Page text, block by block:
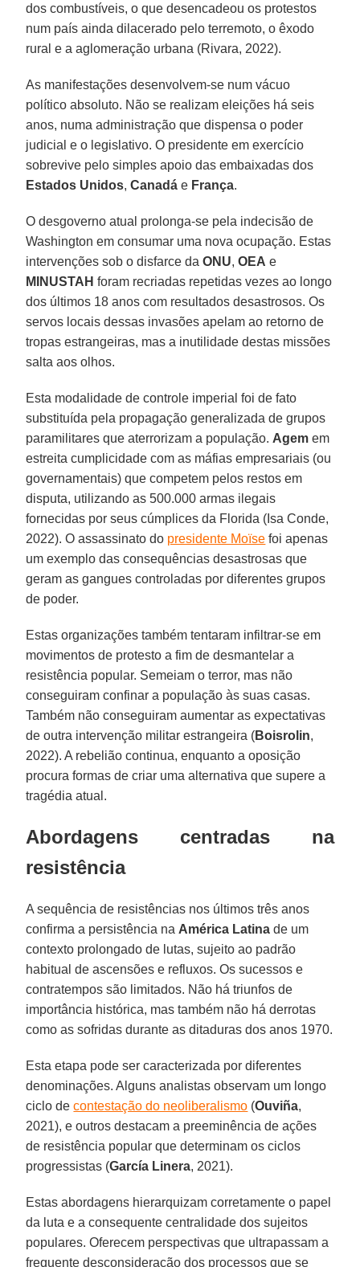
dos combustíveis, o que desencadeou os protestos
num país ainda dilacerado pelo terremoto, o êxodo
rural e a aglomeração urbana (Rivara, 2022).
As manifestações desenvolvem-se num vácuo
político absoluto. Não se realizam eleições há seis
anos, numa administração que dispensa o poder
judicial e o legislativo. O presidente em exercício
sobrevive pelo simples apoio das embaixadas dos
Estados Unidos,Canadá e França.
O desgoverno atual prolonga-se pela indecisão de
Washington em consumar uma nova ocupação. Estas
intervenções sob o disfarce daONU,OEA e
MINUSTAH foram recriadas repetidas vezes ao longo
dos últimos 18 anos com resultados desastrosos. Os
servos locais dessas invasões apelam ao retorno de
tropas estrangeiras, mas a inutilidade destas missões
salta aos olhos.
Esta modalidade de controle imperial foi de fato
substituída pela propagação generalizada de grupos
paramilitares que aterrorizam a população. Agem em
estreita cumplicidade com as máfias empresariais (ou
governamentais) que competem pelos restos em
disputa, utilizando as 500.000 armas ilegais
fornecidas por seus cúmplices da Florida (Isa Conde,
2022). O assassinato do presidente Moïse foi apenas
um exemplo das consequências desastrosas que
geram as gangues controladas por diferentes grupos
de poder.
Estas organizações também tentaram infiltrar-se em
movimentos de protesto a fim de desmantelar a
resistência popular. Semeiam o terror, mas não
conseguiram confinar a população às suas casas.
Também não conseguiram aumentar as expectativas
de outra intervenção militar estrangeira (Boisrolin,
2022). A rebelião continua, enquanto a oposição
procura formas de criar uma alternativa que supere a
tragédia atual.
Abordagens centradas na
resistência
A sequência de resistências nos últimos três anos
confirma a persistência na América Latina de um
contexto prolongado de lutas, sujeito ao padrão
habitual de ascensões e refluxos. Os sucessos e
contratempos são limitados. Não há triunfos de
importância histórica, mas também não há derrotas
como as sofridas durante as ditaduras dos anos 1970.
Esta etapa pode ser caracterizada por diferentes
denominações. Alguns analistas observam um longo
ciclo decontestação do neoliberalismo (Ouviña,
2021), e outros destacam a preeminência de ações
de resistência popular que determinam os ciclos
progressistas (García Linera, 2021).
Estas abordagens hierarquizam corretamente o papel
da luta e a consequente centralidade dos sujeitos
populares. Oferecem perspectivas que ultrapassam a
frequente desconsideração dos processos que se